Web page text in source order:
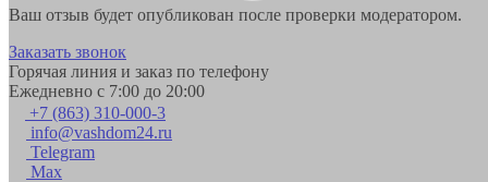
Ваш отзыв будет опубликован после проверки модератором.
Заказать звонок
Горячая линия и заказ по телефону
Ежедневно с 7:00 до 20:00
+7 (863) 310-000-3
info@vashdom24.ru
Telegram
Max